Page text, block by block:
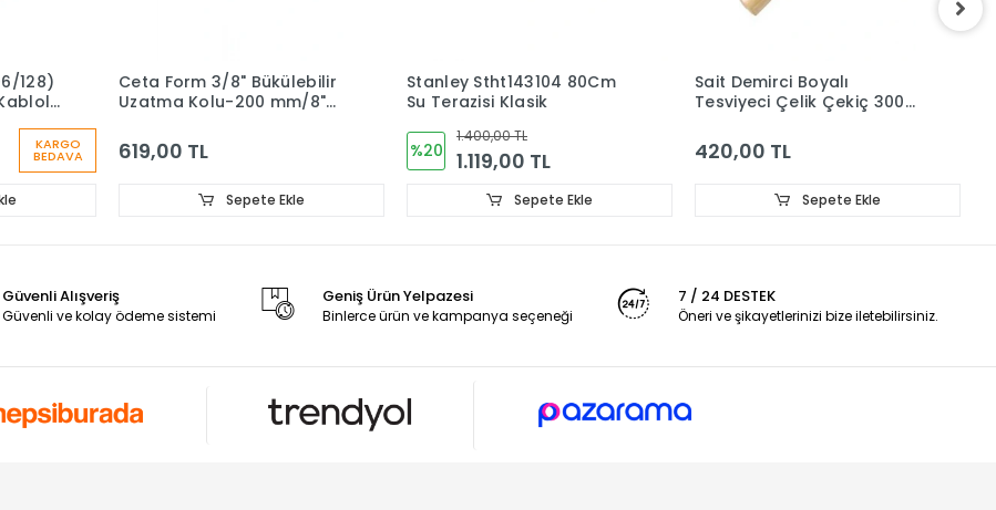
128)
KARGO
BEDAVA
Ceta Form 3/8" Bükülebilir
Uzatma Kolu-200 mm/8"
619,00 TL
Sepete Ekle
Stanley Stht143104 80Cm
Su Terazisi Klasik
%20
1.400,00 TL
1.119,00 TL
Sepete Ekle
Sait Demirci Boyalı
Tesviyeci Çelik Çekiç 300
420,00 TL
Sepete Ekle
Güvenli Alışveriş
Güvenli ve kolay ödeme sistemi
Geniş Ürün Yelpazesi
Binlerce ürün ve kampanya seçeneği
7 / 24 DESTEK
Öneri ve şikayetlerinizi bize iletebilirsiniz.